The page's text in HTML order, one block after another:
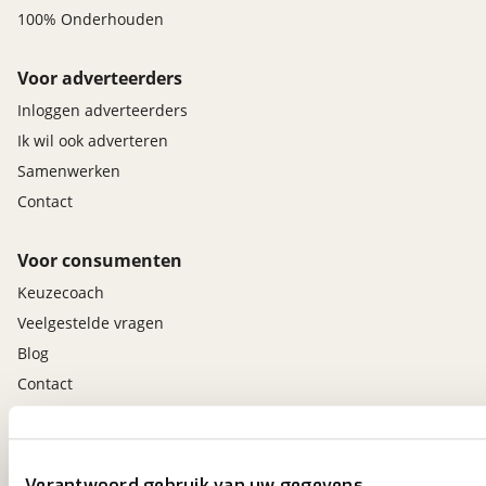
100% Onderhouden
Voor adverteerders
Inloggen adverteerders
Ik wil ook adverteren
Samenwerken
Contact
Voor consumenten
Keuzecoach
Veelgestelde vragen
Blog
Contact